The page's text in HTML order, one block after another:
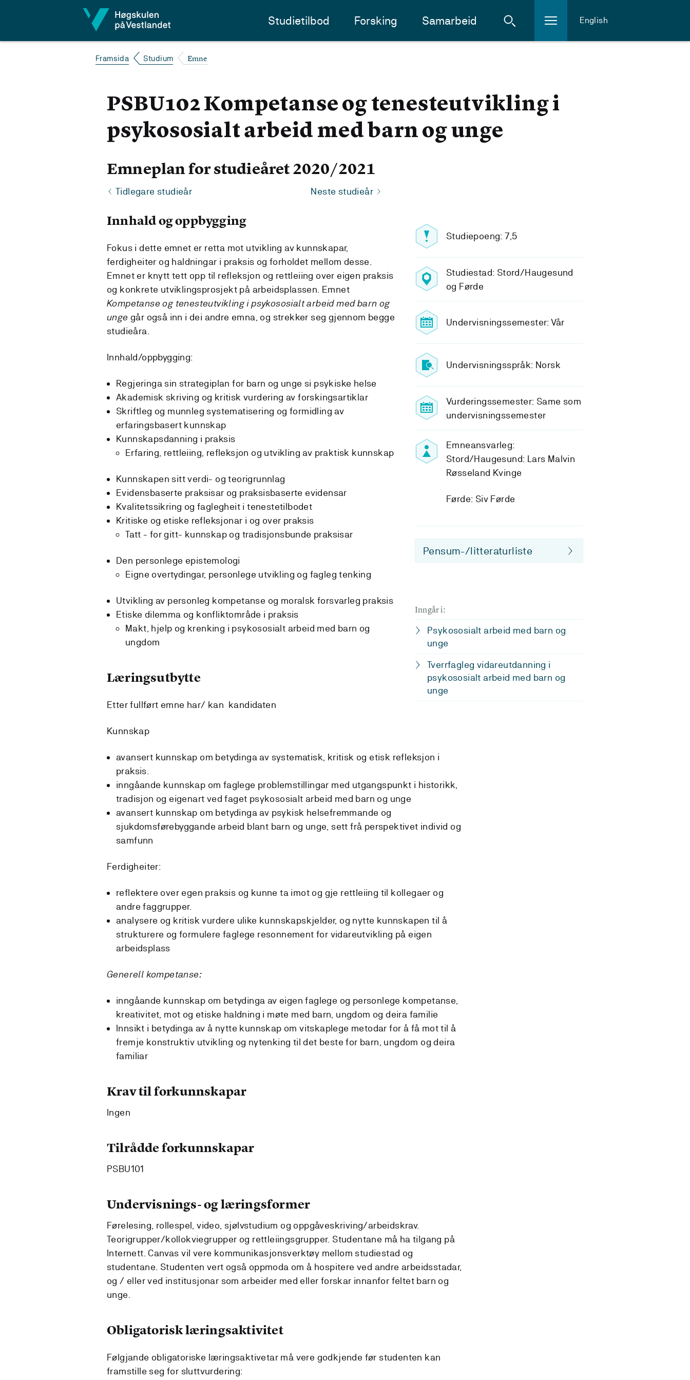
Studietilbod Forsking Samarbeid English
Framsida Studium Emne
PSBU102 Kompetanse og tenesteutvikling i
psykososialt arbeid med barn og unge
Emneplan for studieåret 2020/2021
Tidlegare studieår Neste studieår
Studiepoeng: 7,5
Studiestad: Stord/Haugesund
og Førde
Undervisningssemester: Vår
Undervisningsspråk: Norsk
Vurderingssemester: Same som
undervisningssemester
Emneansvarleg:
Stord/Haugesund: Lars Malvin
Røsseland Kvinge
Førde: Siv Førde
Pensum-/litteraturliste
Inngår i:
Psykososialt arbeid med barn og
unge
Tverrfagleg vidareutdanning i
psykososialt arbeid med barn og
unge
Innhald og oppbygging
Fokus i dette emnet er retta mot utvikling av kunnskapar,
ferdigheiter og haldningar i praksis og forholdet mellom desse.
Emnet er knytt tett opp til refleksjon og rettleiing over eigen praksis
og konkrete utviklingsprosjekt på arbeidsplassen. Emnet
Kompetanse og tenesteutvikling i psykososialt arbeid med barn og
unge går også inn i dei andre emna, og strekker seg gjennom begge
studieåra.
Innhald/oppbygging:
Regjeringa sin strategiplan for barn og unge si psykiske helse
Akademisk skriving og kritisk vurdering av forskingsartiklar
Skriftleg og munnleg systematisering og formidling av
erfaringsbasert kunnskap
Kunnskapsdanning i praksis
Erfaring, rettleiing, refleksjon og utvikling av praktisk kunnskap
Kunnskapen sitt verdi- og teorigrunnlag
Evidensbaserte praksisar og praksisbaserte evidensar
Kvalitetssikring og faglegheit i tenestetilbodet
Kritiske og etiske refleksjonar i og over praksis
Tatt - for gitt- kunnskap og tradisjonsbunde praksisar
Den personlege epistemologi
Eigne overtydingar, personlege utvikling og fagleg tenking
Utvikling av personleg kompetanse og moralsk forsvarleg praksis
Etiske dilemma og konfliktområde i praksis
Makt, hjelp og krenking i psykososialt arbeid med barn og
ungdom
Læringsutbytte
Etter fullført emne har/ kan kandidaten
Kunnskap
avansert kunnskap om betydinga av systematisk, kritisk og etisk refleksjon i
praksis.
inngåande kunnskap om faglege problemstillingar med utgangspunkt i historikk,
tradisjon og eigenart ved faget psykososialt arbeid med barn og unge
avansert kunnskap om betydinga av psykisk helsefremmande og
sjukdomsførebyggande arbeid blant barn og unge, sett frå perspektivet individ og
samfunn
Ferdigheiter:
reflektere over egen praksis og kunne ta imot og gje rettleiing til kollegaer og
andre faggrupper.
analysere og kritisk vurdere ulike kunnskapskjelder, og nytte kunnskapen til å
strukturere og formulere faglege resonnement for vidareutvikling på eigen
arbeidsplass
Generell kompetanse:
inngåande kunnskap om betydinga av eigen faglege og personlege kompetanse,
kreativitet, mot og etiske haldning i møte med barn, ungdom og deira familie
Innsikt i betydinga av å nytte kunnskap om vitskaplege metodar for å få mot til å
fremje konstruktiv utvikling og nytenking til det beste for barn, ungdom og deira
familiar
Krav til forkunnskapar
Ingen
Tilrådde forkunnskapar
PSBU101
Undervisnings- og læringsformer
Førelesing, rollespel, video, sjølvstudium og oppgåveskriving/arbeidskrav.
Teorigrupper/kollokviegrupper og rettleiingsgrupper. Studentane må ha tilgang på
Internett. Canvas vil vere kommunikasjonsverktøy mellom studiestad og
studentane. Studenten vert også oppmoda om å hospitere ved andre arbeidsstadar,
og / eller ved institusjonar som arbeider med eller forskar innanfor feltet barn og
unge.
Obligatorisk læringsaktivitet
Følgjande obligatoriske læringsaktivetar må vere godkjende før studenten kan
framstille seg for sluttvurdering: